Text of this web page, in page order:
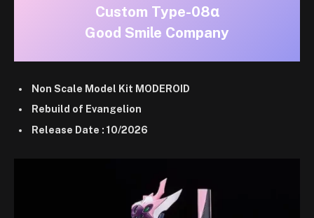
Custom Type-08α
Good Smile Company
Non Scale Model Kit MODEROID
Rebuild of Evangelion
Release Date : 10/2026